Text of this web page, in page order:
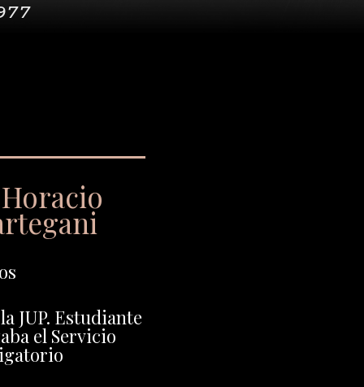
JUP. Estudiante
el Servicio